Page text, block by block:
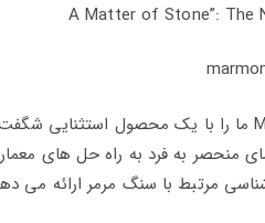
منحصر به فرد به راه حل های
مرتبط با سنگ مرمر ارائه می